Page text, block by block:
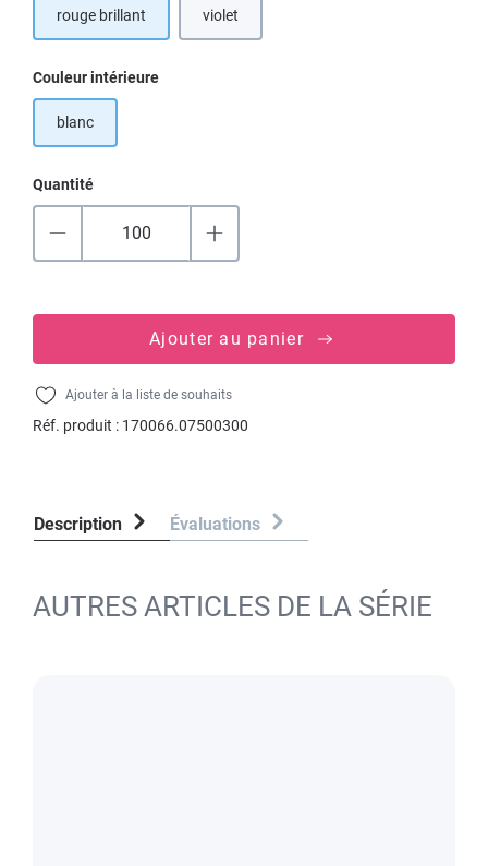
rouge brillant violet
Sélectionnez
Couleur intérieure
blanc
Quantité
Ajouter au panier
Ajouter à la liste de souhaits
Réf. produit : 170066.07500300
Description Évaluations
AUTRES ARTICLES DE LA SÉRIE